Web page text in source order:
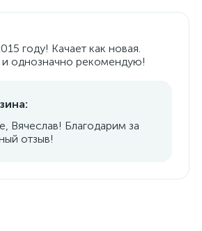
году! Качает как новая.
однозначно рекомендую!
Вячеслав! Благодарим за
отзыв!